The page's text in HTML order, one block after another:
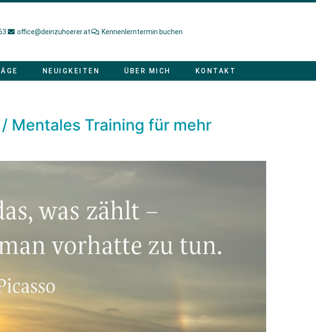
office@deinzuhoerer.at Kennenlerntermin buchen
NEUIGKEITEN ÜBER MICH KONTAKT
Mentales Training für mehr